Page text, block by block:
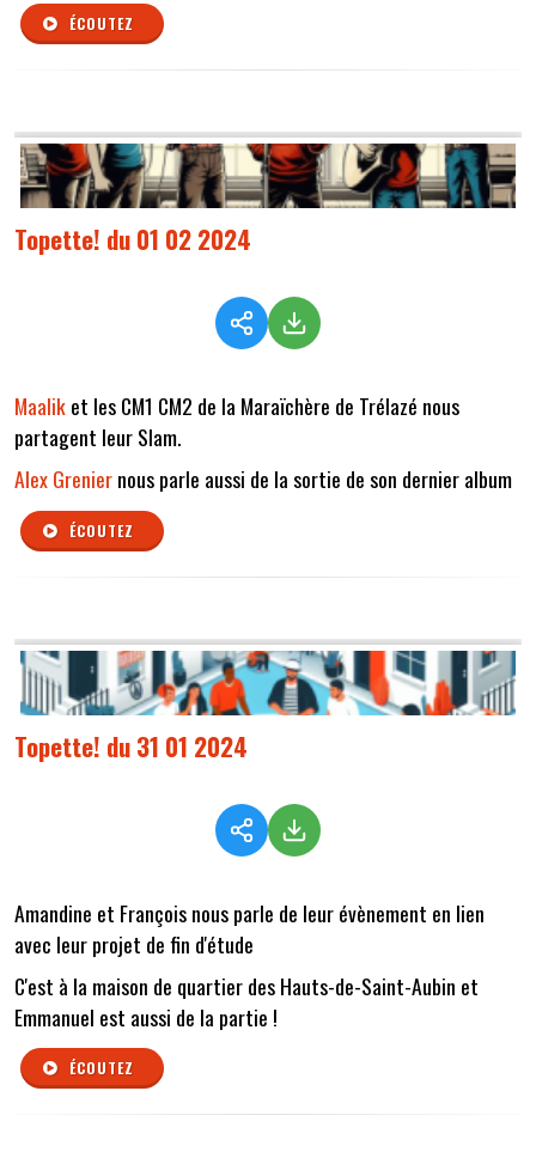
ÉCOUTEZ
Topette! du 01 02 2024
Maaliket les CM1 CM2 de la Maraïchère de Trélazé nous
partagent leur Slam.
Alex Greniernous parle aussi de la sortie de son dernier album
ÉCOUTEZ
Topette! du 31 01 2024
Amandine et François nous parle de leur évènement en lien
avec leur projet de fin d'étude
C'est à la maison de quartier des Hauts-de-Saint-Aubin et
Emmanuel est aussi de la partie !
ÉCOUTEZ